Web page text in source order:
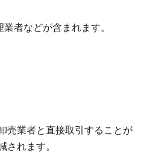
者などが含まれます。
売業者と直接取引することが
されます。